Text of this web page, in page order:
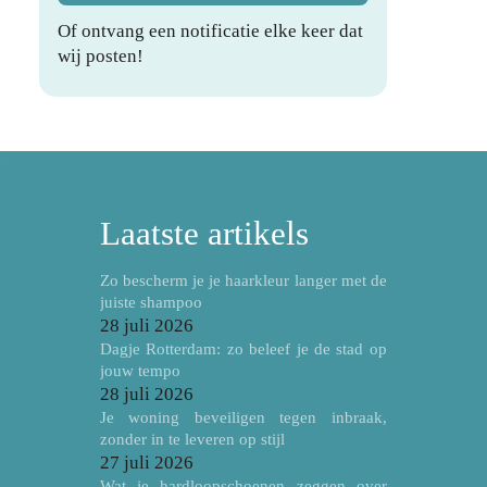
Of ontvang een notificatie elke keer dat
wij posten!
Laatste artikels
Zo bescherm je je haarkleur langer met de
juiste shampoo
28 juli 2026
Dagje Rotterdam: zo beleef je de stad op
jouw tempo
28 juli 2026
Je woning beveiligen tegen inbraak,
zonder in te leveren op stijl
27 juli 2026